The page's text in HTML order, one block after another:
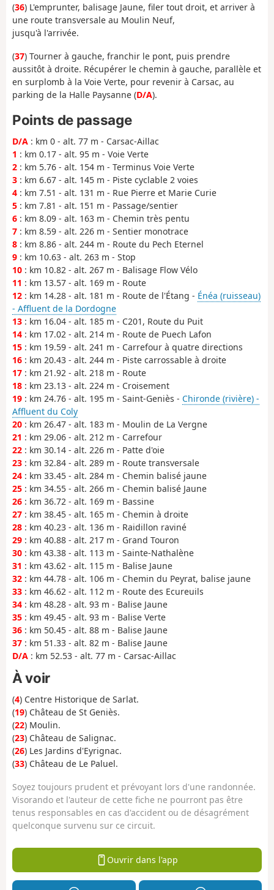
(36) L'emprunter, balisage Jaune, filer tout droit, et arriver à
une route transversale au Moulin Neuf,
jusqu'à l'arrivée.
(37) Tourner à gauche, franchir le pont, puis prendre
aussitôt à droite. Récupérer le chemin à gauche, parallèle et
en surplomb à la Voie Verte, pour revenir à Carsac, au
parking de la Halle Paysanne (D/A).
Points de passage
D/A : km 0 - alt. 77 m - Carsac-Aillac
1 : km 0.17 - alt. 95 m - Voie Verte
2 : km 5.76 - alt. 154 m - Terminus Voie Verte
3 : km 6.67 - alt. 145 m - Piste cyclable 2 voies
4 : km 7.51 - alt. 131 m - Rue Pierre et Marie Curie
5 : km 7.81 - alt. 151 m - Passage/sentier
6 : km 8.09 - alt. 163 m - Chemin très pentu
7 : km 8.59 - alt. 226 m - Sentier monotrace
8 : km 8.86 - alt. 244 m - Route du Pech Eternel
9 : km 10.63 - alt. 263 m - Stop
10 : km 10.82 - alt. 267 m - Balisage Flow Vélo
11 : km 13.57 - alt. 169 m - Route
12 : km 14.28 - alt. 181 m - Route de l'Étang - Énéa (ruisseau)
- Affluent de la Dordogne
13 : km 16.04 - alt. 185 m - C201, Route du Puit
14 : km 17.02 - alt. 214 m - Route de Puech Lafon
15 : km 19.59 - alt. 241 m - Carrefour à quatre directions
16 : km 20.43 - alt. 244 m - Piste carrossable à droite
17 : km 21.92 - alt. 218 m - Route
18 : km 23.13 - alt. 224 m - Croisement
19 : km 24.76 - alt. 195 m - Saint-Geniès - Chironde (rivière) -
Affluent du Coly
20 : km 26.47 - alt. 183 m - Moulin de La Vergne
21 : km 29.06 - alt. 212 m - Carrefour
22 : km 30.14 - alt. 226 m - Patte d'oie
23 : km 32.84 - alt. 289 m - Route transversale
24 : km 33.45 - alt. 284 m - Chemin balisé jaune
25 : km 34.55 - alt. 266 m - Chemin balisé Jaune
26 : km 36.72 - alt. 169 m - Bassine
27 : km 38.45 - alt. 165 m - Chemin à droite
28 : km 40.23 - alt. 136 m - Raidillon raviné
29 : km 40.88 - alt. 217 m - Grand Touron
30 : km 43.38 - alt. 113 m - Sainte-Nathalène
31 : km 43.62 - alt. 115 m - Balise Jaune
32 : km 44.78 - alt. 106 m - Chemin du Peyrat, balise jaune
33 : km 46.62 - alt. 112 m - Route des Ecureuils
34 : km 48.28 - alt. 93 m - Balise Jaune
35 : km 49.45 - alt. 93 m - Balise Verte
36 : km 50.45 - alt. 88 m - Balise Jaune
37 : km 51.33 - alt. 82 m - Balise Jaune
D/A : km 52.53 - alt. 77 m - Carsac-Aillac
À voir
(4) Centre Historique de Sarlat.
(19) Château de St Geniès.
(22) Moulin.
(23) Château de Salignac.
(26) Les Jardins d'Eyrignac.
(33) Château de Le Paluel.
Soyez toujours prudent et prévoyant lors d'une randonnée.
Visorando et l'auteur de cette fiche ne pourront pas être
tenus responsables en cas d'accident ou de désagrément
quelconque survenu sur ce circuit.
Ouvrir dans l'app